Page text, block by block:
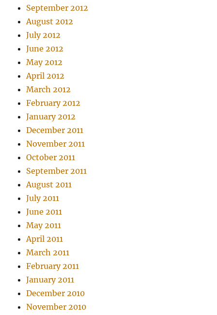
September 2012
August 2012
July 2012
June 2012
May 2012
April 2012
March 2012
February 2012
January 2012
December 2011
November 2011
October 2011
September 2011
August 2011
July 2011
June 2011
May 2011
April 2011
March 2011
February 2011
January 2011
December 2010
November 2010